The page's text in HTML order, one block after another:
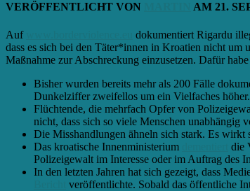
VERÖFFENTLICHT VON AM 21.
Auf dokumentiert Rigardu
dass es sich bei den Täter*innen in Kroatien nicht um
Maßnahme zur Abschreckung einzusetzen. Dafür
Bisher wurden bereits mehr als 200 Fälle
Dunkelzifferzweifellos um ein Vielfaches höher.
Flüchtende, die mehrfach Opfer von
nicht, dass sich so viele Menschen unabhängig
Die Misshandlungen ähneln sich stark. Es
Das kroatische Innenministerium
die
Polizeigewalt im Interesse oder im Auftrag des
In den letzten Jahren hat sich gezeigt, dass
veröffentlichte. Sobald das öffentliche